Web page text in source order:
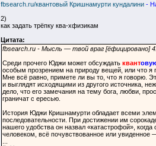
fbsearch.ru/квантовый Кришнамурти кундалини -
2)
как задать трёпку ква-хфизикам
Цитата:
fbsearch.ru - Мысль — твой враг [ёфицировано]
Среди прочего Юджи может обсуждать квант
особым прозрением на природу вещей, или что я
Мне всё равно, примете ли вы то, что я говорю.
и выглядят исходящими из другого источника,
дело, что его замечания на тему бога, любви,
граничат с ересью.
История Юджи Кришнамурти обладает всеми
последовательности. При достижении им
нашего удобства он назвал «катастрофой»,
человеком, всё почувствованное или